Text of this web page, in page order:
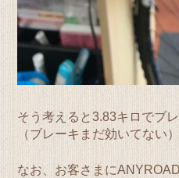
そう考えると3.83キロでブ
（ブレーキまだ効いてない
なお、お客さまに